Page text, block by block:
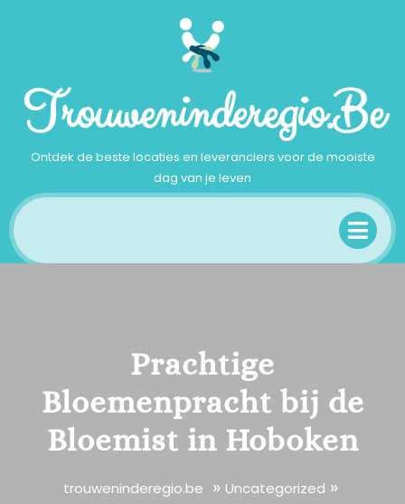
Trouweninderegio.be
Ontdek de beste locaties en leveranciers voor de mooiste
dag van je leven
Prachtige
Bloemenpracht bij de
Bloemist in Hoboken
trouweninderegio.be » Uncategorized »